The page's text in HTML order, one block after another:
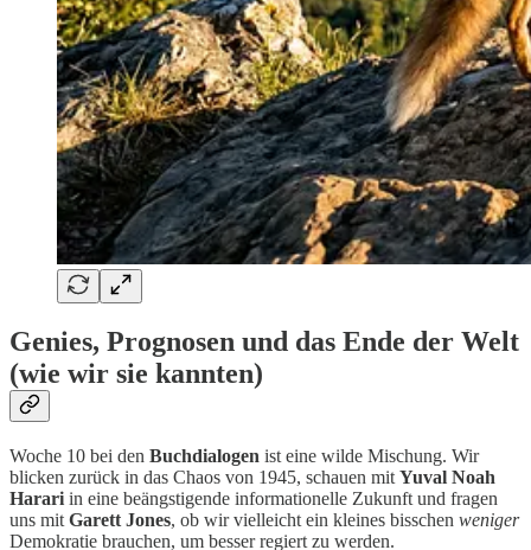
Genies, Prognosen und das Ende der Welt
(wie wir sie kannten)
Woche 10 bei den Buchdialogen ist eine wilde Mischung. Wir
blicken zurück in das Chaos von 1945, schauen mit Yuval Noah
Harari in eine beängstigende informationelle Zukunft und fragen
uns mit Garett Jones, ob wir vielleicht ein kleines bisschen weniger
Demokratie brauchen, um besser regiert zu werden.